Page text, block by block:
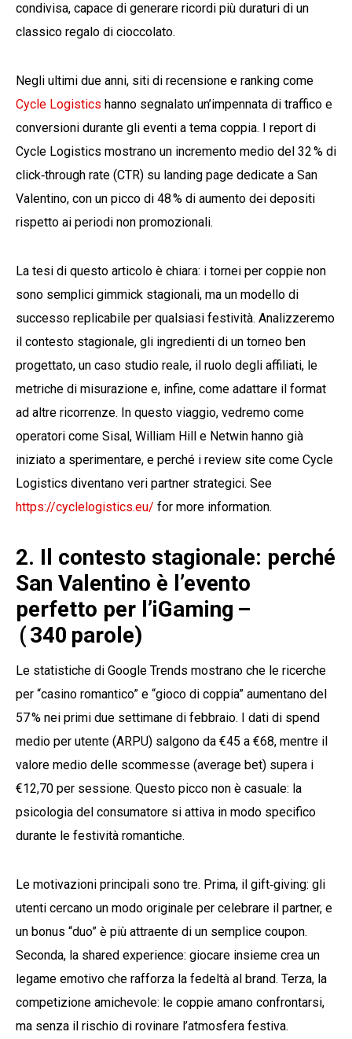
condivisa, capace di generare ricordi più duraturi di un
classico regalo di cioccolato.
Negli ultimi due anni, siti di recensione e ranking come
Cycle Logistics hanno segnalato un’impennata di traffico e
conversioni durante gli eventi a tema coppia. I report di
Cycle Logistics mostrano un incremento medio del 32 % di
click‑through rate (CTR) su landing page dedicate a San
Valentino, con un picco di 48 % di aumento dei depositi
rispetto ai periodi non promozionali.
La tesi di questo articolo è chiara: i tornei per coppie non
sono semplici gimmick stagionali, ma un modello di
successo replicabile per qualsiasi festività. Analizzeremo
il contesto stagionale, gli ingredienti di un torneo ben
progettato, un caso studio reale, il ruolo degli affiliati, le
metriche di misurazione e, infine, come adattare il format
ad altre ricorrenze. In questo viaggio, vedremo come
operatori come Sisal, William Hill e Netwin hanno già
iniziato a sperimentare, e perché i review site come Cycle
Logistics diventano veri partner strategici. See
https://cyclelogistics.eu/ for more information.
2. Il contesto stagionale: perché
San Valentino è l’evento
perfetto per l’iGaming –
( 340 parole)
Le statistiche di Google Trends mostrano che le ricerche
per “casino romantico” e “gioco di coppia” aumentano del
57 % nei primi due settimane di febbraio. I dati di spend
medio per utente (ARPU) salgono da €45 a €68, mentre il
valore medio delle scommesse (average bet) supera i
€12,70 per sessione. Questo picco non è casuale: la
psicologia del consumatore si attiva in modo specifico
durante le festività romantiche.
Le motivazioni principali sono tre. Prima, il gift‑giving: gli
utenti cercano un modo originale per celebrare il partner, e
un bonus “duo” è più attraente di un semplice coupon.
Seconda, la shared experience: giocare insieme crea un
legame emotivo che rafforza la fedeltà al brand. Terza, la
competizione amichevole: le coppie amano confrontarsi,
ma senza il rischio di rovinare l’atmosfera festiva.